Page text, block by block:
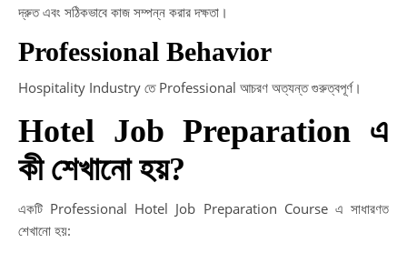
দ্রুত এবং সঠিকভাবে কাজ সম্পন্ন করার দক্ষতা।
Professional Behavior
Hospitality Industry তে Professional আচরণ অত্যন্ত গুরুত্বপূর্ণ।
Hotel Job Preparation এ
কী শেখানো হয়?
একটি Professional Hotel Job Preparation Course এ সাধারণত
শেখানো হয়: